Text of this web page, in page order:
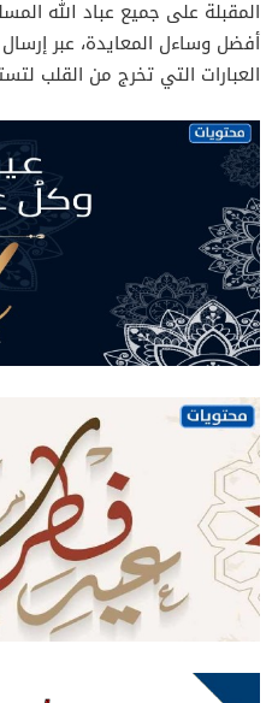
المقبلة على جميع عباد الله
أفضل وساءل المعايدة، عبر
العبارات التي تخرج من القلب